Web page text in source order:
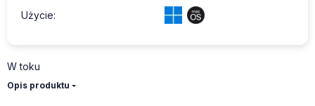
Użycie:
W toku
Opis produktu